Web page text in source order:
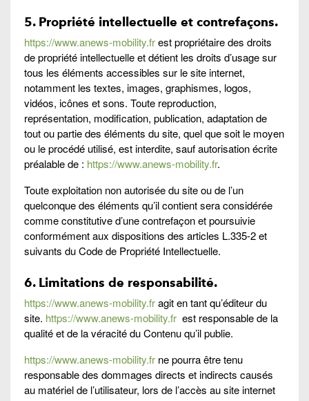
5. Propriété intellectuelle et contrefaçons.
https://www.anews-mobility.frest propriétaire des droits
de propriété intellectuelle et détient les droits d’usage sur
tous les éléments accessibles sur le site internet,
notamment les textes, images, graphismes, logos,
vidéos, icônes et sons. Toute reproduction,
représentation, modification, publication, adaptation de
tout ou partie des éléments du site, quel que soit le moyen
ou le procédé utilisé, est interdite, sauf autorisation écrite
préalable de : https://www.anews-mobility.fr.
Toute exploitation non autorisée du site ou de l’un
quelconque des éléments qu’il contient sera considérée
comme constitutive d’une contrefaçon et poursuivie
conformément aux dispositions des articles L.335-2 et
suivants du Code de Propriété Intellectuelle.
6. Limitations de responsabilité.
https://www.anews-mobility.fragit en tant qu’éditeur du
site. https://www.anews-mobility.fr est responsable de la
qualité et de la véracité du Contenu qu’il publie.
https://www.anews-mobility.fr ne pourra être tenu
responsable des dommages directs et indirects causés
au matériel de l’utilisateur, lors de l’accès au site internet